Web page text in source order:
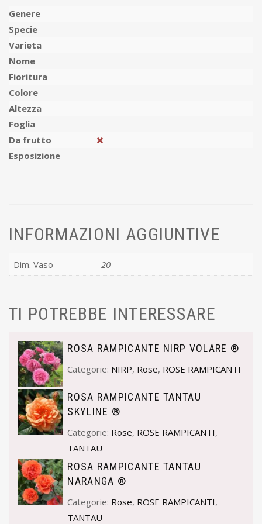
Genere
Specie
Varieta
Nome
Fioritura
Colore
Altezza
Foglia
Da frutto
Esposizione
INFORMAZIONI AGGIUNTIVE
Dim. Vaso 20
TI POTREBBE INTERESSARE
ROSA RAMPICANTE NIRP VOLARE ®
Categorie: NIRP, Rose, ROSE RAMPICANTI
ROSA RAMPICANTE TANTAU
SKYLINE ®
Categorie: Rose, ROSE RAMPICANTI,
TANTAU
ROSA RAMPICANTE TANTAU
NARANGA ®
Categorie: Rose, ROSE RAMPICANTI,
TANTAU